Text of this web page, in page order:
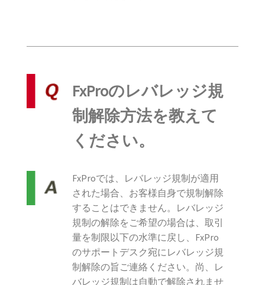
FxProのレバレッジ規
制解除方法を教えて
ください。
FxProでは、レバレッジ規制が適用
された場合、お客様自身で規制解除
することはできません。レバレッジ
規制の解除をご希望の場合は、取引
量を制限以下の水準に戻し、FxPro
のサポートデスク宛にレバレッジ規
制解除の旨ご連絡ください。尚、レ
バレッジ規制は自動で解除されませ